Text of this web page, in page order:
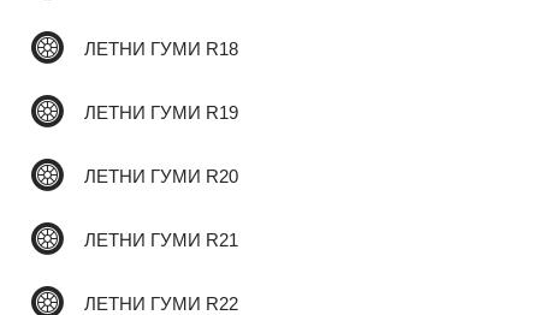
ЛЕТНИ ГУМИ R18
ЛЕТНИ ГУМИ R19
ЛЕТНИ ГУМИ R20
ЛЕТНИ ГУМИ R21
ЛЕТНИ ГУМИ R22